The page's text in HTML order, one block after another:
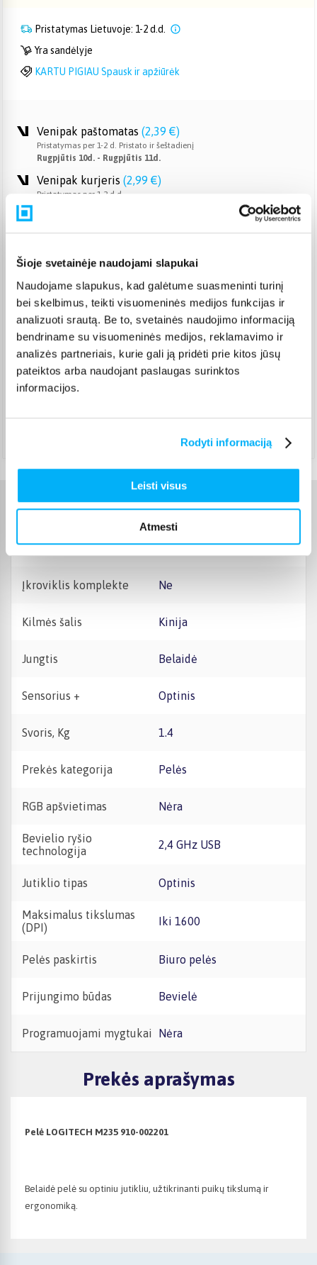
Šioje svetainėje naudojami slapukai
Naudojame slapukus, kad galėtume suasmeninti turinį
bei skelbimus, teikti visuomeninės medijos funkcijas ir
analizuoti srautą. Be to, svetainės naudojimo informaciją
bendriname su visuomeninės medijos, reklamavimo ir
analizės partneriais, kurie gali ją pridėti prie kitos jūsų
pateiktos arba naudojant paslaugas surinktos
informacijos.
Rodyti informaciją
Leisti visus
Atmesti
Pristatymas Lietuvoje: 1-2 d.d.
Yra sandėlyje
KARTU PIGIAU Spausk ir apžiūrėk
Venipak paštomatas (2,39 €)
Pristatymas per 1-2 d. Pristato ir šeštadienį
Rugpjūtis 10d. - Rugpjūtis 11d.
Venipak kurjeris (2,99 €)
Pristatymas per 1-2 d.d.
Pristatymas per 1-2 d. Pristato ir šeštadienį
Rugpjūtis 10d. - Rugpjūtis 11d.
DPD kurjeris (3,99 €)
Pristatymas per 1-2 d.d.
Rugpjūtis 10d. - Rugpjūtis 11d.
DPD paštomatas (3,99 €)
Pristatymas per 1-2 d. Pristato ir šeštadienį
Charakteristikos
Gamintojas Logitech
Įkroviklis komplekte Ne
Kilmės šalis Kinija
Jungtis Belaidė
Sensorius + Optinis
Svoris, Kg 1.4
Prekės kategorija Pelės
RGB apšvietimas Nėra
Bevielio ryšio
technologija
2,4 GHz USB
Jutiklio tipas Optinis
Maksimalus tikslumas
(DPI)
iki 1600
Pelės paskirtis Biuro pelės
Prijungimo būdas Bevielė
Programuojami mygtukai Nėra
Prekės aprašymas
Pelė LOGITECH M235 910-002201
Belaidė pelė su optiniu jutikliu, užtikrinanti puikų tikslumą ir
ergonomiką.